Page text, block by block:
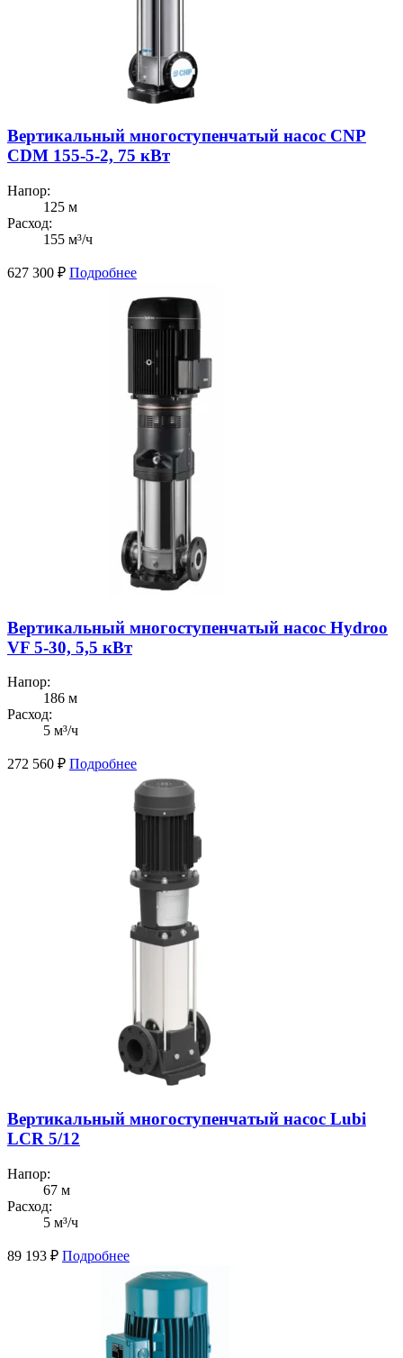
Вертикальный многоступенчатый насос CNP
CDM 155-5-2, 75 кВт
Напор:
125 м
Расход:
155 м³/ч
627 300 ₽ Подробнее
Вертикальный многоступенчатый насос Hydroo
VF 5-30, 5,5 кВт
Напор:
186 м
Расход:
5 м³/ч
272 560 ₽ Подробнее
Вертикальный многоступенчатый насос Lubi
LCR 5/12
Напор:
67 м
Расход:
5 м³/ч
89 193 ₽ Подробнее